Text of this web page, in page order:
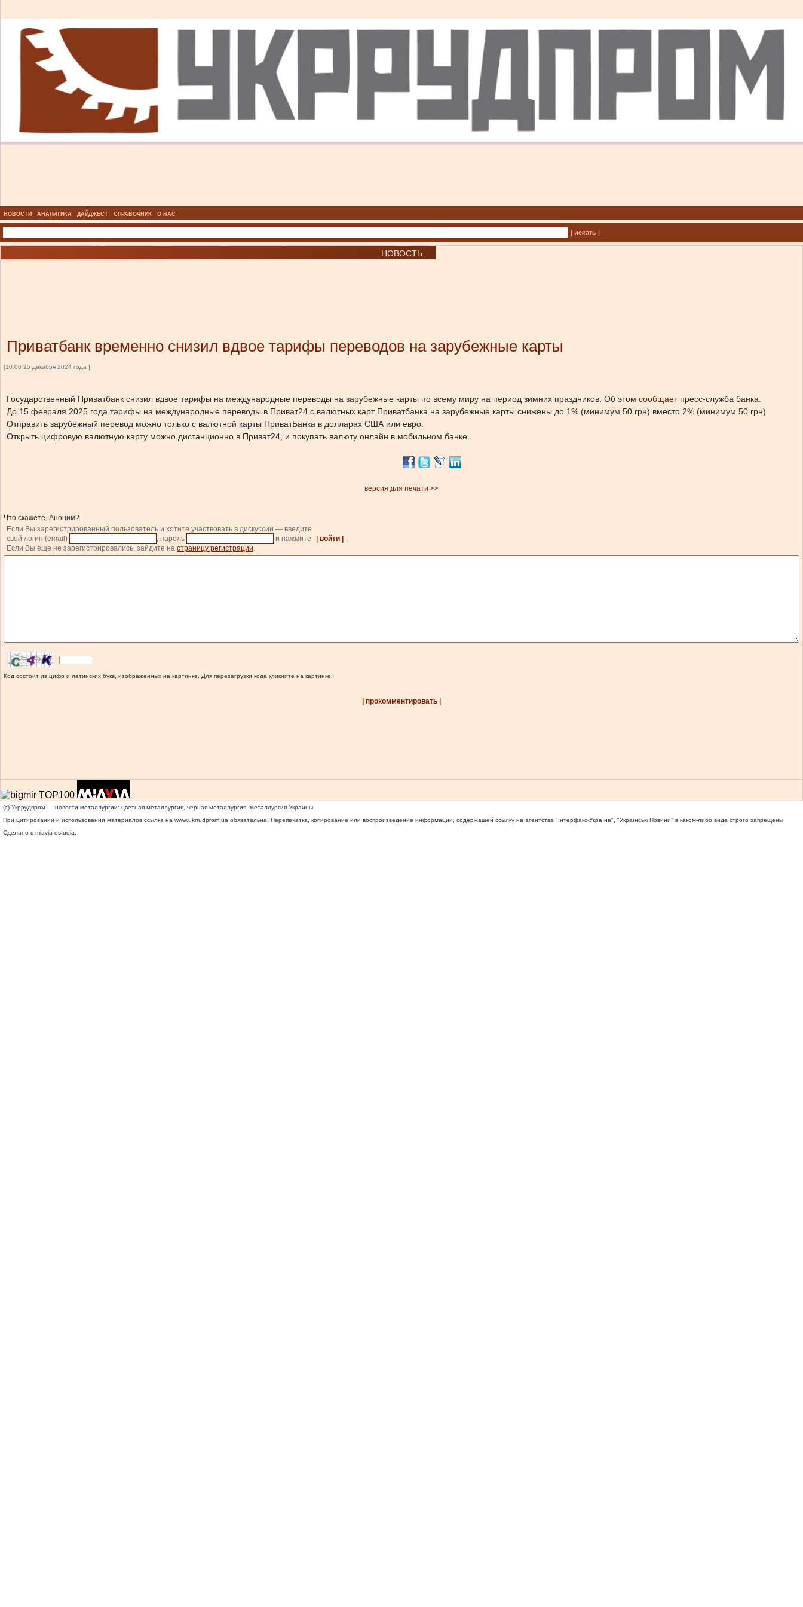
НОВОСТИ АНАЛИТИКА ДАЙДЖЕСТ СПРАВОЧНИК О НАС
| искать |
НОВОСТЬ
Приватбанк временно снизил вдвое тарифы переводов на зарубежные карты
[10:00 25 декабря 2024 года ]
Государственный Приватбанк снизил вдвое тарифы на международные переводы на зарубежные карты по всему миру на период зимних праздников. Об этом сообщаетпресс-служба банка.
До 15 февраля 2025 года тарифы на международные переводы в Приват24 с валютных карт Приватбанка на зарубежные карты снижены до 1% (минимум 50 грн) вместо 2% (минимум 50 грн).
Отправить зарубежный перевод можно только с валютной карты ПриватБанка в долларах США или евро.
Открыть цифровую валютную карту можно дистанционно в Приват24, и покупать валюту онлайн в мобильном банке.
версия для печати >>
Что скажете, Аноним?
Если Вы зарегистрированный пользователь и хотите участвовать в дискуссии — введите
свой логин (email)
, пароль и нажмите | войти |
.
Если Вы еще не зарегистрировались, зайдите на страницу регистрации.
Код состоит из цифр и латинских букв, изображенных на картинке. Для перезагрузки кода кликните на картинке.
| прокомментировать |
(c) Укррудпром — новости металлургии: цветная металлургия, черная металлургия, металлургия Украины
При цитировании и использовании материалов ссылка на www.ukrrudprom.ua обязательна. Перепечатка, копирование или воспроизведение информации, содержащей ссылку на агентства "Iнтерфакс-Україна", "Українськi Новини" в каком-либо виде строго запрещены
Сделано в miavia estudia.